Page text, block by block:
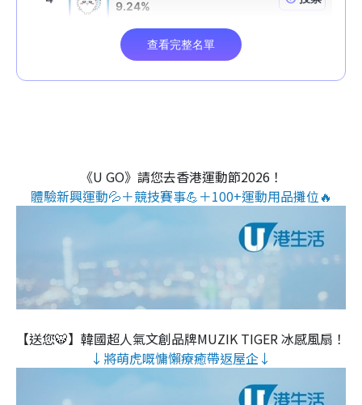
《U GO》請您去香港運動節2026！
體驗新興運動💦＋競技賽事💪＋100+運動用品攤位🔥
【送您🐯】韓國超人氣文創品牌MUZIK TIGER 冰感風扇！
↓將萌虎嘅慵懶療癒帶返屋企↓